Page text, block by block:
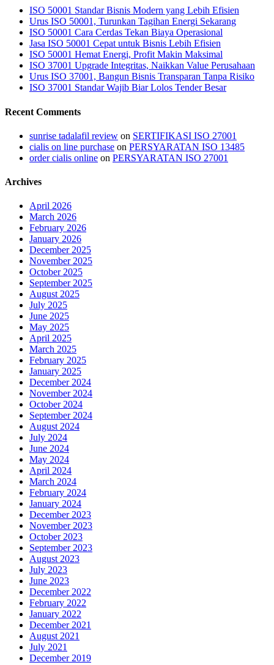
ISO 50001 Standar Bisnis Modern yang Lebih Efisien
Urus ISO 50001, Turunkan Tagihan Energi Sekarang
ISO 50001 Cara Cerdas Tekan Biaya Operasional
Jasa ISO 50001 Cepat untuk Bisnis Lebih Efisien
ISO 50001 Hemat Energi, Profit Makin Maksimal
ISO 37001 Upgrade Integritas, Naikkan Value Perusahaan
Urus ISO 37001, Bangun Bisnis Transparan Tanpa Risiko
ISO 37001 Standar Wajib Biar Lolos Tender Besar
Recent Comments
sunrise tadalafil review on SERTIFIKASI ISO 27001
cialis on line purchase on PERSYARATAN ISO 13485
order cialis online on PERSYARATAN ISO 27001
Archives
April 2026
March 2026
February 2026
January 2026
December 2025
November 2025
October 2025
September 2025
August 2025
July 2025
June 2025
May 2025
April 2025
March 2025
February 2025
January 2025
December 2024
November 2024
October 2024
September 2024
August 2024
July 2024
June 2024
May 2024
April 2024
March 2024
February 2024
January 2024
December 2023
November 2023
October 2023
September 2023
August 2023
July 2023
June 2023
December 2022
February 2022
January 2022
December 2021
August 2021
July 2021
December 2019